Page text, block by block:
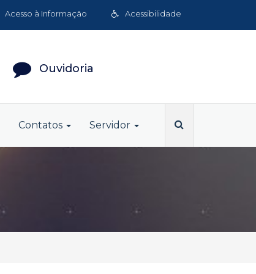
Acessibilidade
Acesso à Informação
Ouvidoria
Contatos Servidor